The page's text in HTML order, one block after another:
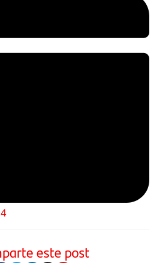
este post